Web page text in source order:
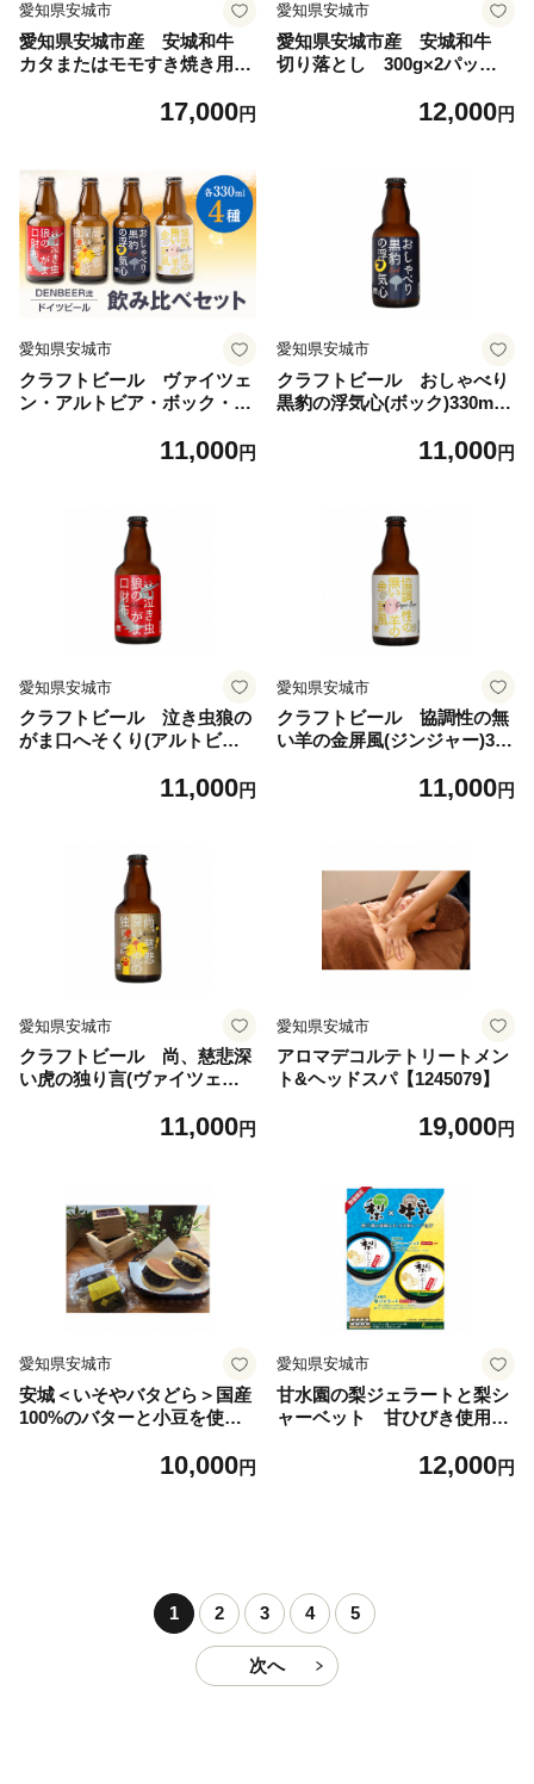
愛知県安城市
愛知県安城市産 安城和牛
カタまたはモモすき焼き用
タ モモ すき焼き 国産 愛知県
17,000円
愛知県安城市
愛知県安城市産 安城和牛
切り落とし 300g×2パック_
知県 安城市 精肉 小分け 美味
12,000円
愛知県安城市
クラフトビール ヴァイツェ
ン・アルトビア・ボック・ジ
比べセット【1224228】
11,000円
愛知県安城市
クラフトビール おしゃべり
黒豹の浮気心(ボック)330ml×
11,000円
愛知県安城市
クラフトビール 泣き虫狼の
がま口へそくり(アルトビア)3
11,000円
愛知県安城市
クラフトビール 協調性の無
い羊の金屏風(ジンジャー)330
11,000円
愛知県安城市
クラフトビール 尚、慈悲深
い虎の独り言(ヴァイツェン)3
11,000円
愛知県安城市
アロマデコルテトリートメン
ト&ヘッドスパ【1245079】
19,000円
愛知県安城市
安城＜いそやバタどら＞国産
100%のバターと小豆を使っ
め合わせ【1260069】10,000円
愛知県安城市
甘水園の梨ジェラートと梨シ
ャーベット 甘ひびき使用
12,000円
1 2 3 4 5
次へ